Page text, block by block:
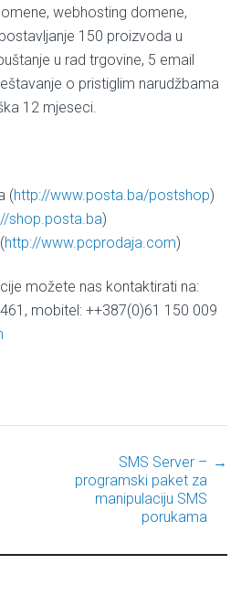
webhosting domene,
150 proizvoda u
u rad trgovine, 5 email
o pristiglim narudžbama
12 mjeseci.
(http://www.posta.ba/postshop)
shop.posta.ba)
http://www.pcprodaja.com)
možete nas kontaktirati na:
mobitel: ++387(0)61 150 009
SMS Server –
programski paket za
manipulaciju SMS
porukama
→